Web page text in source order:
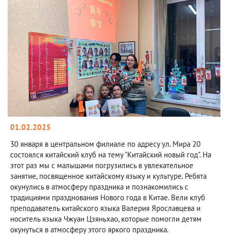
01.02.2025
30 января в центральном филиале по адресу ул. Мира 20
состоялся китайский клуб на тему "Китайский новый год". На
этот раз мы с малышами погрузились в увлекательное
занятие, посвященное китайскому языку и культуре. Ребята
окунулись в атмосферу праздника и познакомились с
традициями празднования Нового года в Китае. Вели клуб
преподаватель китайского языка Валерия Ярославцева и
носитель языка Чжуан Цзяньхао, которые помогли детям
окунуться в атмосферу этого яркого праздника.